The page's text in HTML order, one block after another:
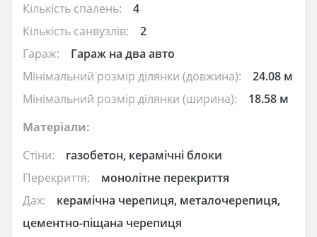
Кількість спалень:
4
Кількість санвузлів:
2
Гараж:
Гараж на два авто
Мінімальний розмір ділянки (довжина):
24.08 м
Мінімальний розмір ділянки (ширина):
18.58 м
Матеріали:
Стіни:
газобетон, керамічні блоки
Перекриття:
монолітне перекриття
Дах:
керамічна черепиця, металочерепиця,
цементно-піщана черепиця